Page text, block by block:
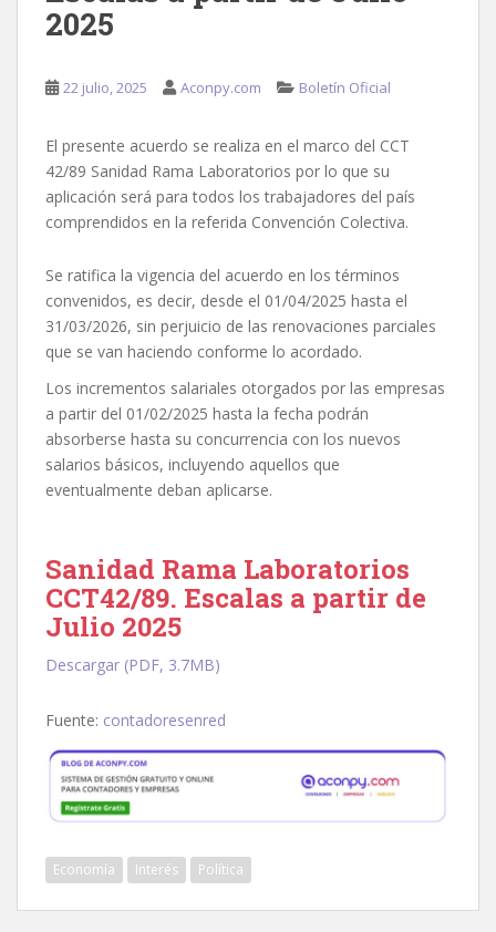
2025
22 julio, 2025 Aconpy.com Boletín Oficial
El presente acuerdo se realiza en el marco del CCT
42/89 Sanidad Rama Laboratorios por lo que su
aplicación será para todos los trabajadores del país
comprendidos en la referida Convención Colectiva.
Se ratifica la vigencia del acuerdo en los términos
convenidos, es decir, desde el 01/04/2025 hasta el
31/03/2026, sin perjuicio de las renovaciones parciales
que se van haciendo conforme lo acordado.
Los incrementos salariales otorgados por las empresas
a partir del 01/02/2025 hasta la fecha podrán
absorberse hasta su concurrencia con los nuevos
salarios básicos, incluyendo aquellos que
eventualmente deban aplicarse.
Sanidad Rama Laboratorios
CCT42/89. Escalas a partir de
Julio 2025
Descargar (PDF, 3.7MB)
Fuente: contadoresenred
Economía Interés Política